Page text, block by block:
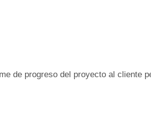
de progreso del proyecto al cliente